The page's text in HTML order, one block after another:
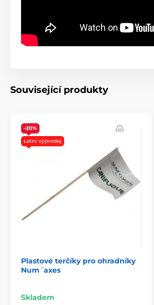
Související produkty
-20%
Letní výprodej
Plastové terčíky pro ohradníky
Num´axes
Skladem